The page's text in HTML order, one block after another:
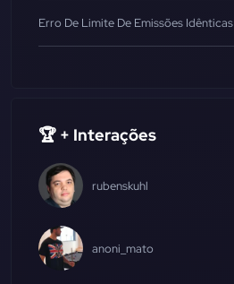
Erro De Limite De Emissões Idênticas
🏆 + Interações
rubenskuhl
anoni_mato